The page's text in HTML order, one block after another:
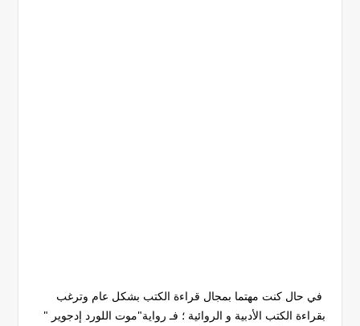
في حال كنت مهتما بمجال قراءة الكتب بشكل عام وترغب
بقراءة الكتب الأدبية و الروائية ؛ فـ رواية"موت اللورد إدجوير "